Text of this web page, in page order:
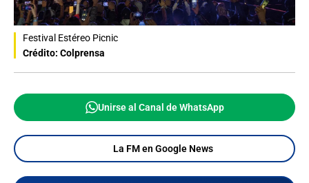
Festival Estéreo Picnic
Crédito: Colprensa
Unirse al Canal de WhatsApp
La FM en Google News